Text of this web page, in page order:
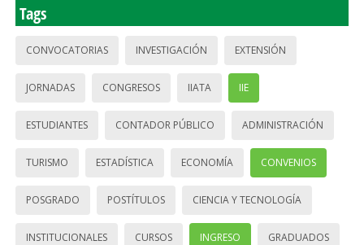
Tags
CONVOCATORIAS INVESTIGACIÓN EXTENSIÓN
JORNADAS CONGRESOS IIATA IIE
ESTUDIANTES CONTADOR PÚBLICO ADMINISTRACIÓN
TURISMO ESTADÍSTICA ECONOMÍA CONVENIOS
POSGRADO POSTÍTULOS CIENCIA Y TECNOLOGÍA
INSTITUCIONALES CURSOS INGRESO GRADUADOS